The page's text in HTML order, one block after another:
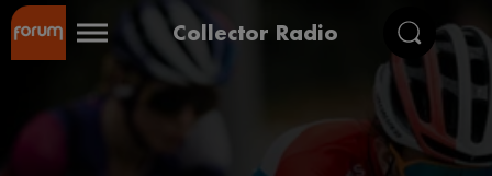
Collector Radio